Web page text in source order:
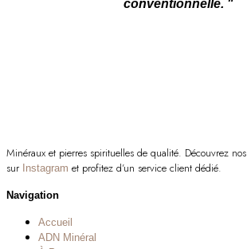
conventionnelle. "
Minéraux et pierres spirituelles de qualité. Découvrez nos
sur Instagram et profitez d’un service client dédié.
Navigation
Accueil
ADN Minéral